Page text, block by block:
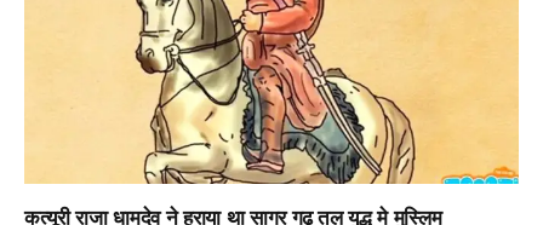
कत्यूरी राजा धामदेव ने हराया था सागर गढ़ तल युद्ध मे मुस्लिम